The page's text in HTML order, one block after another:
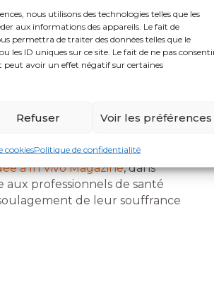
nous utilisons des technologies telles que les
aux informations des appareils. Le fait de
permettra de traiter des données telles que le
les ID uniques sur ce site. Le fait de ne pas
peut avoir un effet négatif sur certaines
Refuser Voir les préférences
cookiesPolitique de confidentialité
avec son livre
penser en cultivant l’amour
entoure est une réflexion
prise en charge des malades.
à In Vivo Magazine, dans
professionnels de santé
de leur souffrance